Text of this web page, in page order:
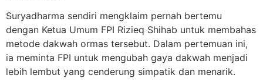
Suryadharma sendiri mengklaim pernah bertemu
dengan Ketua Umum FPI Rizieq Shihab untuk membahas
metode dakwah ormas tersebut. Dalam pertemuan ini,
ia meminta FPI untuk mengubah gaya dakwah menjadi
lebih lembut yang cenderung simpatik dan menarik.